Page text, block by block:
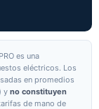
es una
eléctricos. Los
en promedios
y no constituyen
de mano de